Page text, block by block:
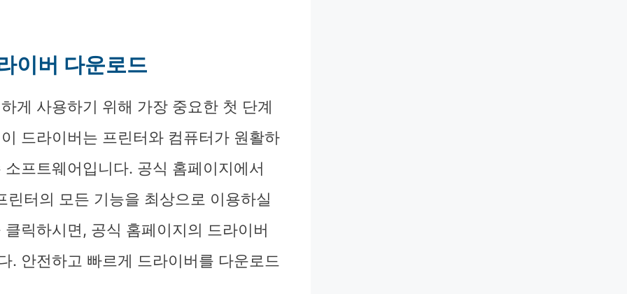
이버 다운로드
게 사용하기 위해 가장 중요한 첫 단계
드라이버는 프린터와 컴퓨터가 원활하
프트웨어입니다. 공식 홈페이지에서
터의 모든 기능을 최상으로 이용하실
릭하시면, 공식 홈페이지의 드라이버
. 안전하고 빠르게 드라이버를 다운로드